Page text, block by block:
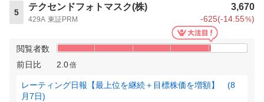
5
テクセンドフォトマスク(株) 3,670
429A 東証PRM -625(-14.55%)
閲覧者数
前日比
2.0倍
レーティング日報【最上位を継続＋目標株価を増額】 (8
月7日)